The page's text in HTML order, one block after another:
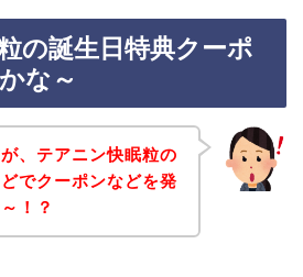
の誕生日特典クーポ
な～
、テアニン快眠粒の
でクーポンなどを発
！？